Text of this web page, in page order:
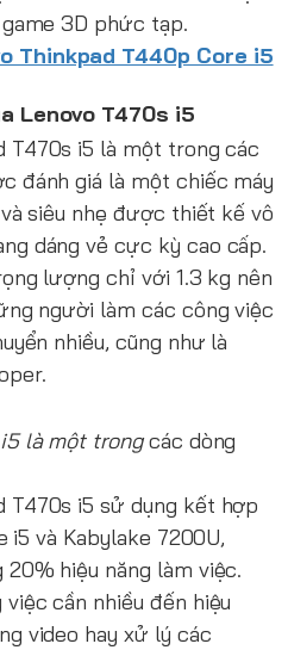
3D phức tạp.
Thinkpad T440p Core i5
Lenovo T470s i5
T470s i5 là một trong các
đánh giá là một chiếc máy
siêu nhẹ được thiết kế vô
dáng vẻ cực kỳ cao cấp.
lượng chỉ với 1.3 kg nên
người làm các công việc
nhiều, cũng như là
là một trongcác dòng
T470s i5 sử dụng kết hợp
và Kabylake 7200U,
20% hiệu năng làm việc.
cần nhiều đến hiệu
video hay xử lý các